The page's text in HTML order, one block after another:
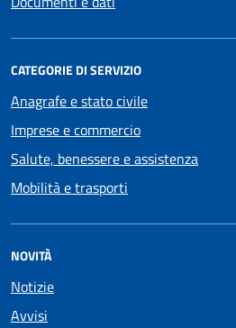
CATEGORIE DI SERVIZIO
Anagrafe e stato civile
Imprese e commercio
Salute, benessere e assistenza
Mobilità e trasporti
NOVITÀ
Notizie
Avvisi